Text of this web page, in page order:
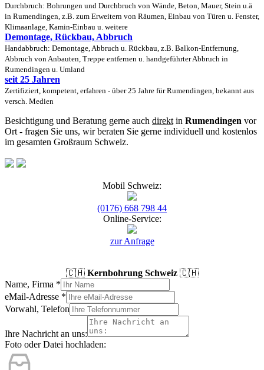
Durchbruch: Bohrungen und Durchbruch von Wände, Beton, Mauer, Stein u.ä
in Rumendingen, z.B. zum Erweitern von Räumen, Einbau von Türen u. Fenster,
Klimaanlage, Kamin-Einbau u. weitere
Demontage, Rückbau, Abbruch
Handabbruch: Demontage, Abbruch u. Rückbau, z.B. Balkon-Entfernung,
Abbruch von Anbauten, Treppe entfernen u. handgeführter Abbruch in
Rumendingen u. Umland
seit 25 Jahren
Zertifiziert, kompetent, erfahren - über 25 Jahre für Rumendingen, bekannt aus
versch. Medien
Besichtigung und Beratung gerne auch direkt in Rumendingen vor
Ort - fragen Sie uns, wir beraten Sie gerne individuell und kostenlos
im gesamten Großraum Schweiz.
Mobil Schweiz:
(0176) 668 798 44
Online-Service:
zur Anfrage
🇨🇭 Kernbohrung Schweiz🇨🇭
Name, Firma *
eMail-Adresse *
Vorwahl, Telefon
Ihre Nachricht an uns:
Foto oder Datei hochladen: